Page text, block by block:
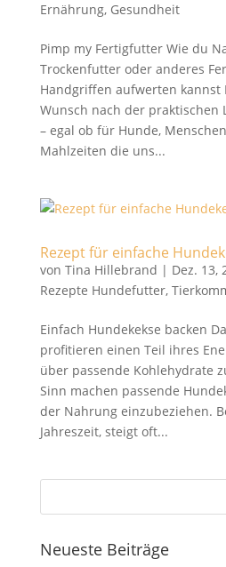
Ernährung, Gesundheit
Pimp my Fertigfutter Wie du
Trockenfutter oder anderes
Handgriffen aufwerten kannst
Wunsch nach der praktischen
– egal ob für Hunde,
Mahlzeiten die uns...
Rezept für einfache
von Tina Hillebrand | Dez. 13,
Rezepte Hundefutter,
Einfach Hundekekse backen
profitieren einen Teil ihres
über passende Kohlehydrate
Sinn machen passende
der Nahrung einzubeziehen.
Jahreszeit, steigt oft...
Neueste Beiträge